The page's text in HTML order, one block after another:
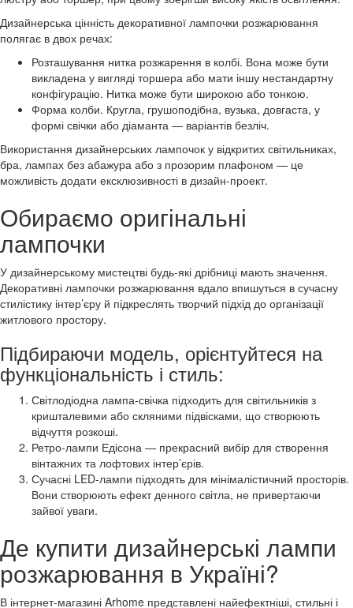
Дизайнерська цінність декоративної лампочки розжарювання
полягає в двох речах:
Розташування нитка розжарення в колбі. Вона може бути
викладена у вигляді торшера або мати іншу нестандартну
конфігурацію. Нитка може бути широкою або тонкою.
Форма колби. Кругла, грушоподібна, вузька, довгаста, у
формі свічки або діаманта — варіантів безліч.
Використання дизайнерських лампочок у відкритих світильниках,
бра, лампах без абажура або з прозорим плафоном — це
можливість додати ексклюзивності в дизайн-проект.
Обираємо оригінальні
лампочки
У дизайнерському мистецтві будь-які дрібниці мають значення.
Декоративні лампочки розжарювання вдало впишуться в сучасну
стилістику інтер’єру й підкреслять творчий підхід до організації
житлового простору.
Підбираючи модель, орієнтуйтеся на
функціональність і стиль:
Світлодіодна лампа-свічка підходить для світильників з
кришталевими або скляними підвісками, що створюють
відчуття розкоші.
Ретро-лампи Едісона — прекрасний вибір для створення
вінтажних та лофтових інтер’єрів.
Сучасні LED-лампи підходять для мінімалістичний просторів.
Вони створюють ефект денного світла, не привертаючи
зайвої уваги.
Де купити дизайнерські лампи
розжарювання в Україні?
В інтернет-магазині Arhome представлені найефектніші, стильні і